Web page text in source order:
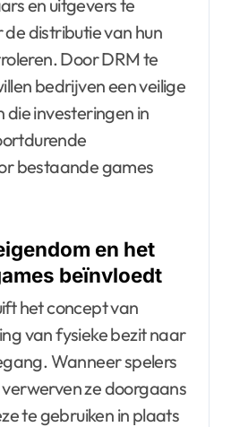
en uitgevers te
distributie van hun
Door DRM te
bedrijven een veilige
investeringen in
bestaande games
en het
beïnvloedt
het concept van
van fysieke bezit naar
Wanneer spelers
ze doorgaans
te gebruiken in plaats